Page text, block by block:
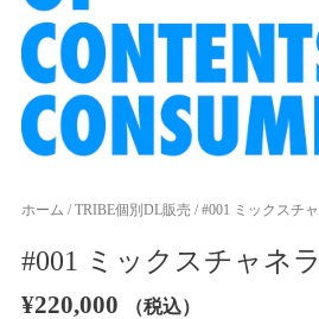
ホーム /TRIBE個別DL販売 / #001 ミックスチ
#001 ミックスチャネ
¥220,000 （税込）